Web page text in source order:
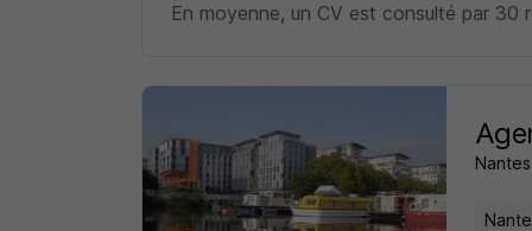
En moyenne, un CV est consulté par 30